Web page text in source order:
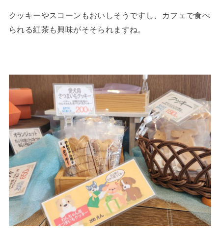
クッキーやスコーンもおいしそうですし、カフェで食べ
られる紅茶も興味がそそられますね。